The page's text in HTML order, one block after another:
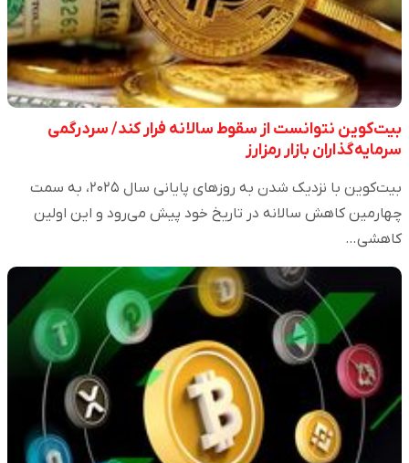
بیت‌کوین نتوانست از سقوط سالانه فرار کند/ سردرگمی
سرمایه‌گذاران بازار رمزارز
بیت‌کوین با نزدیک شدن به روز‌های پایانی سال ۲۰۲۵، به سمت
چهارمین کاهش سالانه در تاریخ خود پیش می‌رود و این اولین
کاهشی…